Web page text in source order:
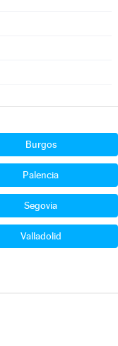
Burgos
Palencia
Segovia
Valladolid